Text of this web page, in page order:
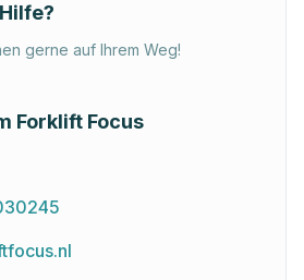
gerne auf Ihrem Weg!
Forklift Focus